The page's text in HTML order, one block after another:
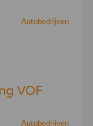
Autobedrijven
VOF
Autobedrijven